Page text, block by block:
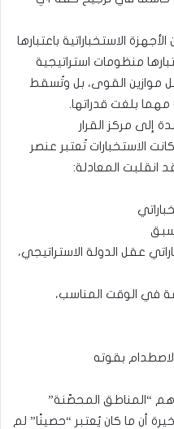
الاستخباراتية باعتبارها
منظومات استراتيجية
موازين القوى، بل وتُسقط
بلغت قدراتها.
إلى مركز القرار
الاستخبارات تُعتبر عنصر
انقلبت المعادلة:
عقل الدولة الاستراتيجي،
في الوقت المناسب،
بقوته
وهم “المناطق المحصّنة”
أن ما كان يُعتبر “حصينًا” لم